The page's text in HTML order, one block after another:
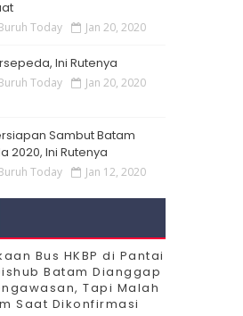
Today Jan 20, 2020
Ini Rutenya
Today Jan 20, 2020
Sambut Batam
2020, Ini Rutenya
Today Jan 12, 2020
Bus HKBP di Pantai
Batam Dianggap
Tapi Malah
Saat Dikonfirmasi